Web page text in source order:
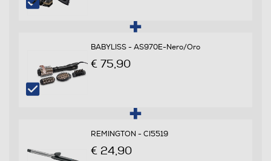
Ferro incluso
BABYLISS - AS970E-Nero/Oro
€ 75,90
REMINGTON - CI5519
€ 24,90